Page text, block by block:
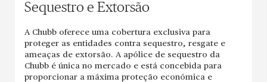
Sequestro e Extorsão
A Chubb oferece uma cobertura exclusiva para
proteger as entidades contra sequestro, resgate e
ameaças de extorsão. A apólice de sequestro da
Chubb é única no mercado e está concebida para
proporcionar a máxima proteção económica e